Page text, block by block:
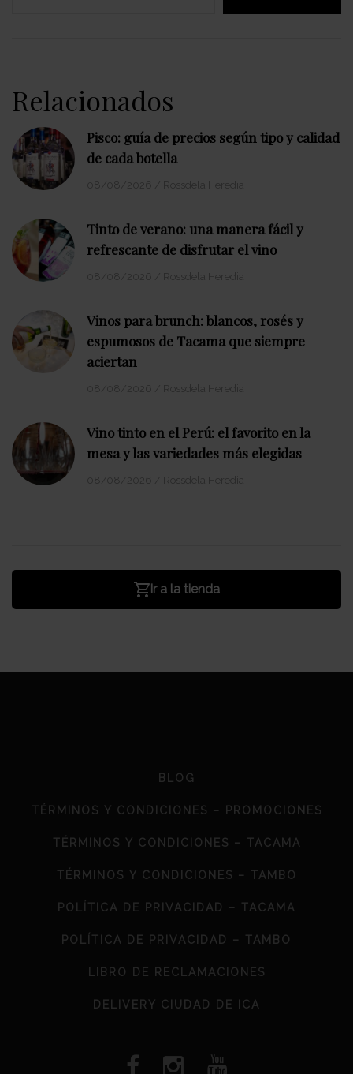
Relacionados
Pisco: guía de precios según tipo y calidad
de cada botella
Tinto de verano: una manera fácil y
refrescante de disfrutar el vino
Vinos para brunch: blancos, rosés y
espumosos de Tacama que siempre
aciertan
Vino tinto en el Perú: el favorito en la
mesa y las variedades más elegidas
Ir a la tienda
BLOG
TÉRMINOS Y CONDICIONES – PROMOCIONES
TÉRMINOS Y CONDICIONES – TACAMA
TÉRMINOS Y CONDICIONES – TAMBO
POLÍTICA DE PRIVACIDAD – TACAMA
POLÍTICA DE PRIVACIDAD – TAMBO
LIBRO DE RECLAMACIONES
DELIVERY CIUDAD DE ICA